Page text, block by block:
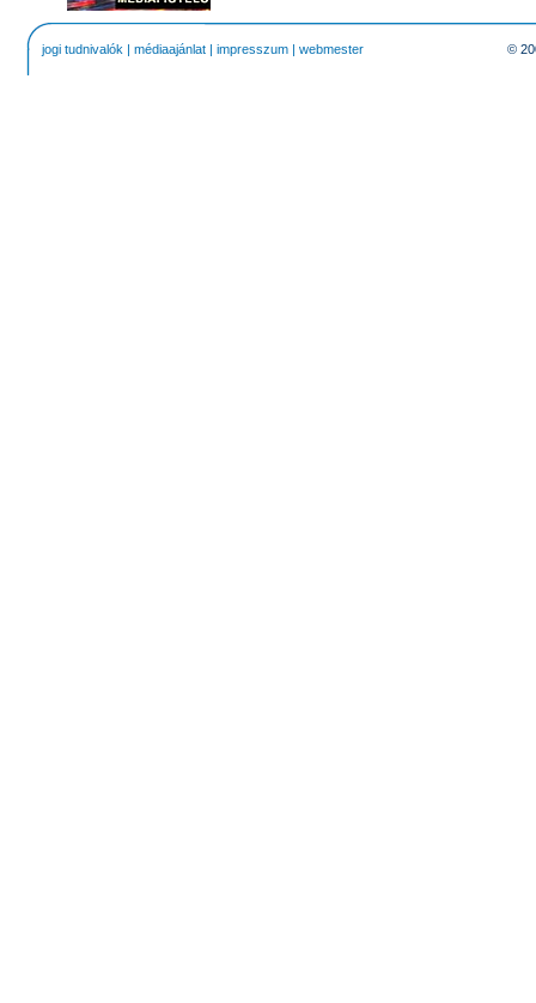
jogi tudnivalók | médiaajánlat | impresszum | webmester ©